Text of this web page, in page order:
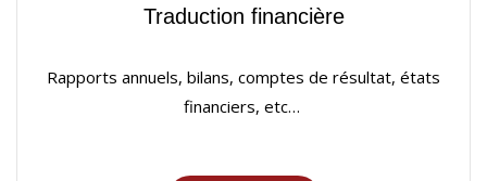
Traduction financière
Rapports annuels, bilans, comptes de résultat, états
financiers, etc…